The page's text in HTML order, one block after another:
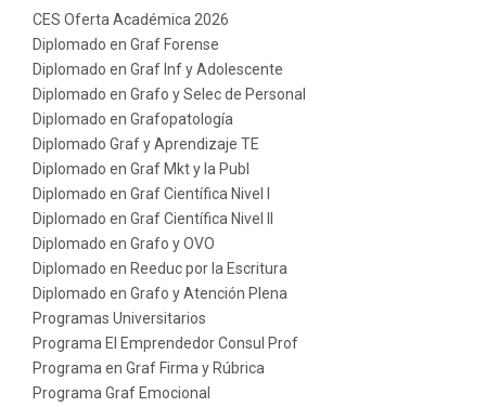
CES Oferta Académica 2026
Diplomado en Graf Forense
Diplomado en Graf Inf y Adolescente
Diplomado en Grafo y Selec de Personal
Diplomado en Grafopatología
Diplomado Graf y Aprendizaje TE
Diplomado en Graf Mkt y la Publ
Diplomado en Graf Científica Nivel I
Diplomado en Graf Científica Nivel II
Diplomado en Grafo y OVO
Diplomado en Reeduc por la Escritura
Diplomado en Grafo y Atención Plena
Programas Universitarios
Programa El Emprendedor Consul Prof
Programa en Graf Firma y Rúbrica
Programa Graf Emocional